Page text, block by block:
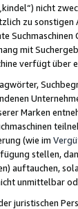
nicht
zu
mit
verfügt über
Marken
(wie im
stellen,
auftauchen,
unmittelbar
juristischen